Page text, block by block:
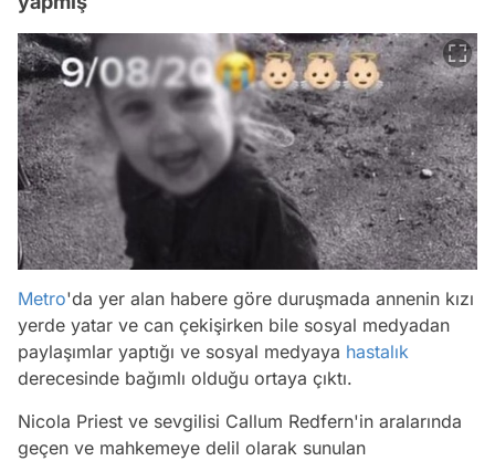
Metro'da yer alan habere göre duruşmada annenin kızı
yerde yatar ve can çekişirken bile sosyal medyadan
paylaşımlar yaptığı ve sosyal medyaya hastalık
derecesinde bağımlı olduğu ortaya çıktı.
Nicola Priest ve sevgilisi Callum Redfern'in aralarında
geçen ve mahkemeye delil olarak sunulan